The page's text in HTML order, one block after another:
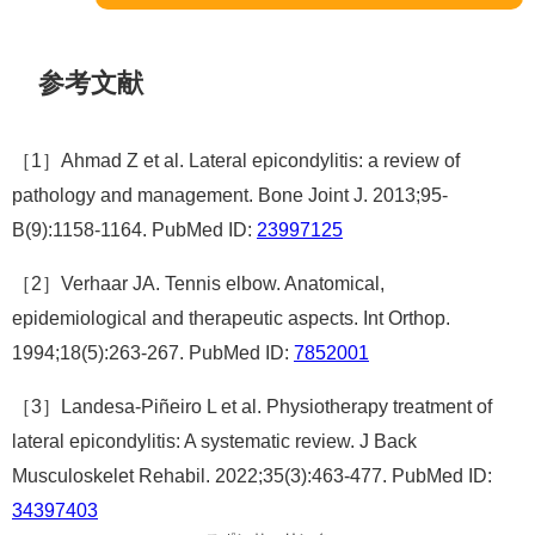
参考文献
［1］Ahmad Z et al. Lateral epicondylitis: a review of
pathology and management. Bone Joint J. 2013;95-
B(9):1158-1164. PubMed ID: 23997125
［2］Verhaar JA. Tennis elbow. Anatomical,
epidemiological and therapeutic aspects. Int Orthop.
1994;18(5):263-267. PubMed ID: 7852001
［3］Landesa-Piñeiro L et al. Physiotherapy treatment of
lateral epicondylitis: A systematic review. J Back
Musculoskelet Rehabil. 2022;35(3):463-477. PubMed ID:
34397403